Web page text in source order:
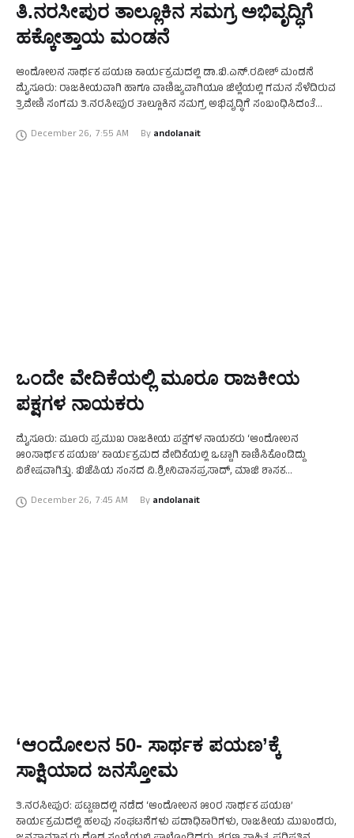
ತಿ.ನರಸೀಪುರ ತಾಲ್ಲೂಕಿನ ಸಮಗ್ರ ಅಭಿವೃದ್ಧಿಗೆ
ಹಕ್ಕೋತ್ತಾಯ ಮಂಡನೆ
ಆಂದೋಲನ ಸಾರ್ಥಕ ಪಯಣ ಕಾರ್ಯಕ್ರಮದಲ್ಲಿ ಡಾ.ಬಿ.ಎನ್.ರವೀಶ್ ಮಂಡನೆ
ಮೈಸೂರು: ರಾಜಕೀಯವಾಗಿ ಹಾಗೂ ವಾಣಿಜ್ಯವಾಗಿಯೂ ಜಿಲ್ಲೆಯಲ್ಲಿ ಗಮನ ಸೆಳೆದಿರುವ
ತ್ರಿವೇಣಿ ಸಂಗಮ ತಿ.ನರಸೀಪುರ ತಾಲ್ಲೂಕಿನ ಸಮಗ್ರ ಅಭಿವೃದ್ಧಿಗೆ ಸಂಬಂಧಿಸಿದಂತೆ
ವಿದ್ಯೋದಯ ಕಾಲೇಜಿನ ಸಭಾಂಗಣದಲ್ಲಿನಡೆದ ಕಾರ್ಯಕ್ರಮದಲ್ಲಿ …
December 26, 7:55 AM By andolanait
ಒಂದೇ ವೇದಿಕೆಯಲ್ಲಿ ಮೂರೂ ರಾಜಕೀಯ
ಪಕ್ಷಗಳ ನಾಯಕರು
ಮೈಸೂರು: ಮೂರು ಪ್ರಮುಖ ರಾಜಕೀಯ ಪಕ್ಷಗಳ ನಾಯಕರು ‘ಆಂದೋಲನ
೫೦ಸಾರ್ಥಕ ಪಯಣ’ ಕಾರ್ಯಕ್ರಮದ ವೇದಿಕೆಯಲ್ಲಿ ಒಟ್ಟಾಗಿ ಕಾಣಿಸಿಕೊಂಡಿದ್ದು
ವಿಶೇಷವಾಗಿತ್ತು. ಬಿಜೆಪಿಯ ಸಂಸದ ವಿ.ಶ್ರೀನಿವಾಸಪ್ರಸಾದ್, ಮಾಜಿ ಶಾಸಕ
ತಾಪಂ ಮಾಜಿ ಅಧ್ಯಕ್ಷ ಆರ್.ಚೆಲುವರಾಜು, ಜಾತ್ಯತೀತ ಜನತಾದಳದ …
December 26, 7:45 AM By andolanait
‘ಆಂದೋಲನ 50- ಸಾರ್ಥಕ ಪಯಣ’ಕ್ಕೆ
ಸಾಕ್ಷಿಯಾದ ಜನಸ್ತೋಮ
ತಿ.ನರಸೀಪುರ: ಪಟ್ಟಣದಲ್ಲಿ ನಡೆದ ‘ಆಂದೋಲನ ೫೦ರ ಸಾರ್ಥಕ ಪಯಣ’
ಕಾರ್ಯಕ್ರಮದಲ್ಲಿ ಹಲವು ಸಂಘಟನೆಗಳು ಪದಾಧಿಕಾರಿಗಳು, ರಾಜಕೀಯ ಮುಖಂಡರು,